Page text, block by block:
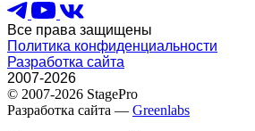
Все права защищены
Политика конфиденциальности
Разработка сайта
2007-2026
© 2007-2026 StagePro
Разработка сайта — Greenlabs